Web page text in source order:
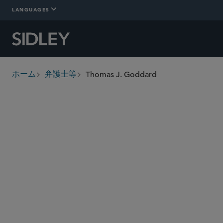
LANGUAGES
breadcrumbs
ホーム 弁護士等 Thomas J. Goddard